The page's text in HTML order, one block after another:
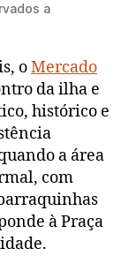
a
oMercado
da ilha e
histórico e
a área
com
à Praça